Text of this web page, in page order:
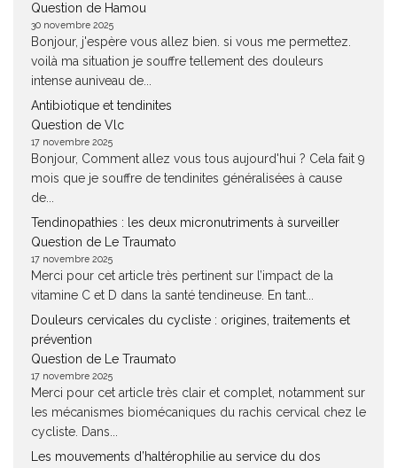
Question de Hamou
30 novembre 2025
Bonjour, j'espère vous allez bien. si vous me permettez.
voilà ma situation je souffre tellement des douleurs
intense auniveau de...
Antibiotique et tendinites
Question de Vlc
17 novembre 2025
Bonjour, Comment allez vous tous aujourd'hui ? Cela fait 9
mois que je souffre de tendinites généralisées à cause
de...
Tendinopathies : les deux micronutriments à surveiller
Question de Le Traumato
17 novembre 2025
Merci pour cet article très pertinent sur l’impact de la
vitamine C et D dans la santé tendineuse. En tant...
Douleurs cervicales du cycliste : origines, traitements et
prévention
Question de Le Traumato
17 novembre 2025
Merci pour cet article très clair et complet, notamment sur
les mécanismes biomécaniques du rachis cervical chez le
cycliste. Dans...
Les mouvements d’haltérophilie au service du dos